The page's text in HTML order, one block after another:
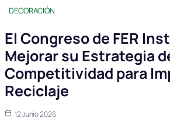
DECORACIÓN
El Congreso de FER
Mejorar su Estrategia
Competitividad para
Reciclaje
12 Junio 2026